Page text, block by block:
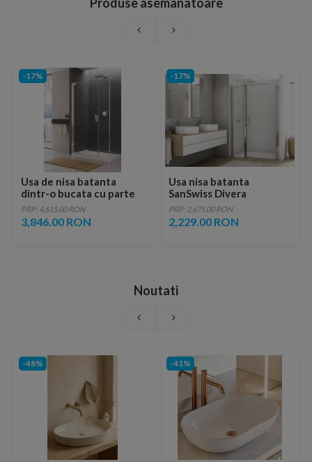
-17%
Usa de nisa batanta
dintr-o bucata cu parte
fixa SanSwiss Cadura
CA31C 120 x H200 cm
PRP: 4,615.00 RON
3,846.00 RON
-17%
Usa nisa batanta
SanSwiss Divera
D22T31,120xH200 cm,
acces 830 mm
PRP: 2,675.00 RON
2,229.00 RON
Noutati
-48% -41%